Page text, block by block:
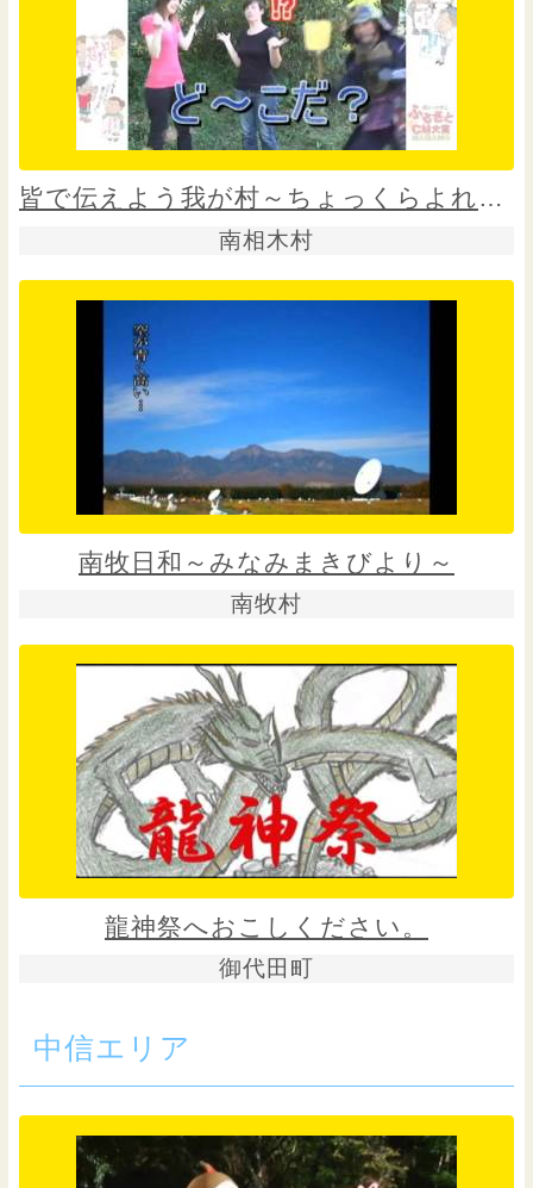
皆で伝えよう我が村～ちょっくらよれやれ～
南相木村
南牧日和～みなみまきびより～
南牧村
龍神祭へおこしください。
御代田町
中信エリア